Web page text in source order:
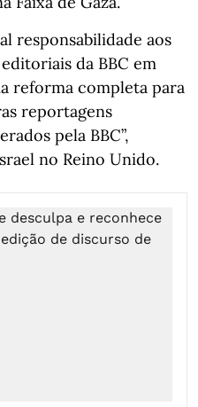
responsabilidade aos
da BBC em
reforma completa para
reportagens
pela BBC”,
no Reino Unido.